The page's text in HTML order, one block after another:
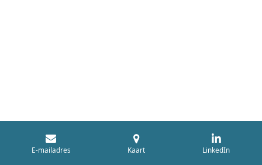
E-mailadres Kaart LinkedIn